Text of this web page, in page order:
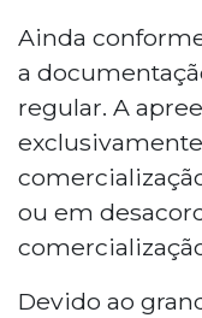
Ainda
a
regular. A
ou em
Devido ao